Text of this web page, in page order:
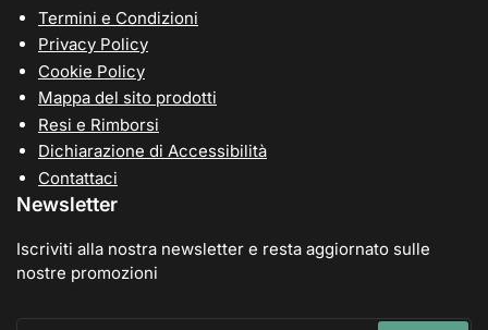
Termini e Condizioni
Privacy Policy
Cookie Policy
Mappa del sito prodotti
Resi e Rimborsi
Dichiarazione di Accessibilità
Contattaci
Newsletter
Iscriviti alla nostra newsletter e resta aggiornato sulle
nostre promozioni